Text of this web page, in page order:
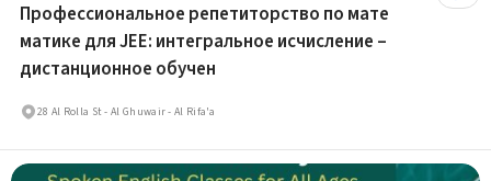
Профессиональное репетиторство по мате
матике для JEE: интегральное исчисление –
дистанционное обучен
28 Al Rolla St - Al Ghuwair - Al Rifa'a